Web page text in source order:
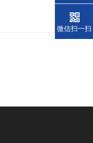
微信扫一扫